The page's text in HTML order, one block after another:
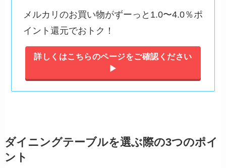
メルカリのお買い物がずーっと1.0〜4.0％ポ
イント還元でおトク！
詳しくはこちらのページをご確認ください
▶︎
ダイニングテーブルを選ぶ際の3つのポイ
ント